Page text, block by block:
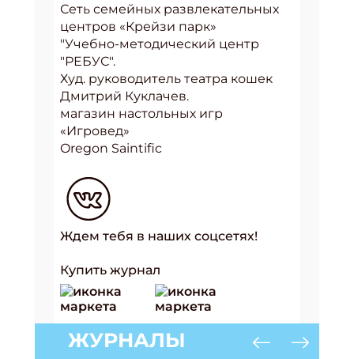
Сеть семейных развлекательных
центров «Крейзи парк»
"Учебно-методический центр
"РЕБУС".
Худ. руководитель театра кошек
Дмитрий Куклачев.
магазин настольных игр
«Игровед»
Oregon Saintific
Ждем тебя в наших соцсетях!
Купить журнал
ЖУРНАЛЫ